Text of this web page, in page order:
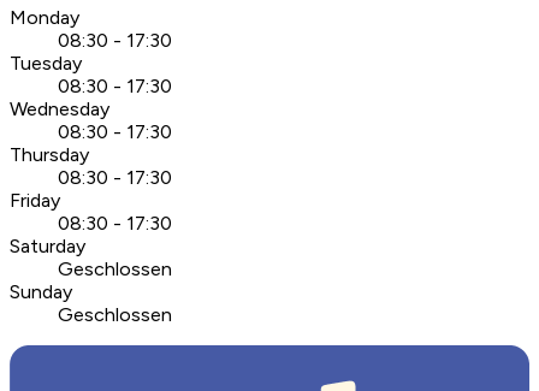
Monday
08:30 - 17:30
Tuesday
08:30 - 17:30
Wednesday
08:30 - 17:30
Thursday
08:30 - 17:30
Friday
08:30 - 17:30
Saturday
Geschlossen
Sunday
Geschlossen